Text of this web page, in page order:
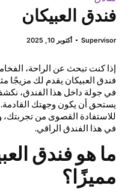
فندق العبيكان
Supervisor أكتوبر 10, 2025
إذا كنت تبحث عن الراحة،
فندق العبيكان يقدم لك مزيجًا
في جولة داخل هذا الفندق، نكشف
يستحق أن يكون وجهتك القادمة.
للاستفادة القصوى من تجربتك،
في هذا الفندق الراقي.
ما هو فندق
مميزًا؟